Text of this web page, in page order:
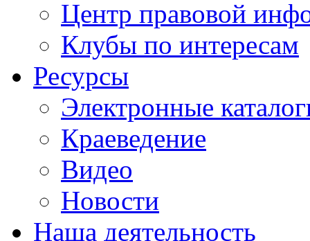
Центр правовой
Клубы по интересам
Ресурсы
Электронные
Краеведение
Видео
Новости
Наша деятельность